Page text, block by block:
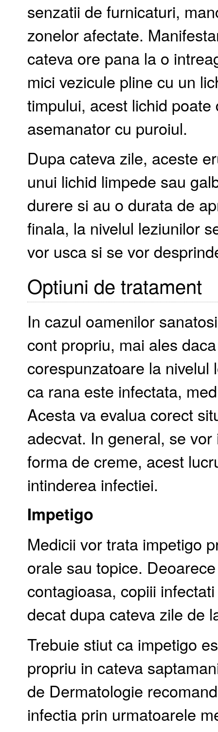
senzatii de furnicaturi,
zonelor afectate.
cateva ore pana la o
mici vezicule pline cu un
timpului, acest lichid
asemanator cu puroiul.
Dupa cateva zile, aceste
unui lichid limpede sau
durere si au o durata de
finala, la nivelul leziunilor
vor usca si se vor
Optiuni de tratament
In cazul oamenilor
cont propriu, mai ales
corespunzatoare la
ca rana este infectata,
Acesta va evalua corect
adecvat. In general, se
forma de creme, acest
intinderea infectiei.
Impetigo
Medicii vor trata impetigo
orale sau topice.
contagioasa, copiii
decat dupa cateva zile de
Trebuie stiut ca impetigo
propriu in cateva
de Dermatologie
infectia prin urmatoarele